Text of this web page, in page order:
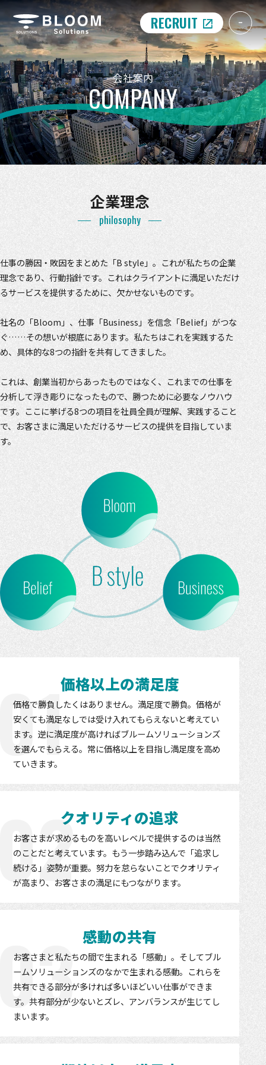
RECRUIT
会社案内
COMPANY
企業理念
philosophy
仕事の勝因・敗因をまとめた「B style」。これが私たちの企業
理念であり、行動指針です。これはクライアントに満足いただけ
るサービスを提供するために、欠かせないものです。
社名の「Bloom」、仕事「Business」を信念「Belief」がつな
ぐ……その想いが根底にあります。私たちはこれを実践するた
め、具体的な8つの指針を共有してきました。
これは、創業当初からあったものではなく、これまでの仕事を
分析して浮き彫りになったもので、勝つために必要なノウハウ
です。ここに挙げる8つの項目を社員全員が理解、実践すること
で、お客さまに満足いただけるサービスの提供を目指していま
す。
価格以上の満足度
価格で勝負したくはありません。満足度で勝負。価格が
安くても満足なしでは受け入れてもらえないと考えてい
ます。逆に満足度が高ければブルームソリューションズ
を選んでもらえる。常に価格以上を目指し満足度を高め
ていきます。
クオリティの追求
お客さまが求めるものを高いレベルで提供するのは当然
のことだと考えています。もう一歩踏み込んで「追求し
続ける」姿勢が重要。努力を怠らないことでクオリティ
が高まり、お客さまの満足にもつながります。
感動の共有
お客さまと私たちの間で生まれる「感動」。そしてブル
ームソリューションズのなかで生まれる感動。これらを
共有できる部分が多ければ多いほどいい仕事ができま
す。共有部分が少ないとズレ、アンバランスが生じてし
まいます。